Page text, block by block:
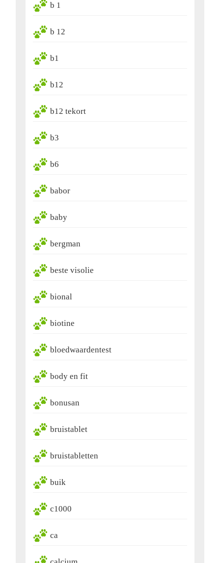
b 1
b 12
b1
b12
b12 tekort
b3
b6
babor
baby
bergman
beste visolie
bional
biotine
bloedwaardentest
body en fit
bonusan
bruistablet
bruistabletten
buik
c1000
ca